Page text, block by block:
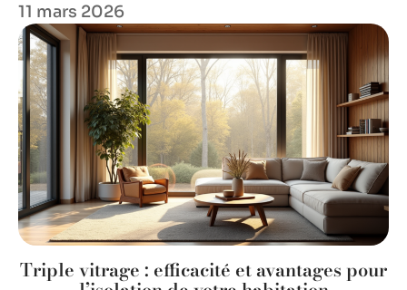
11 mars 2026
Triple vitrage : efficacité et avantages pour